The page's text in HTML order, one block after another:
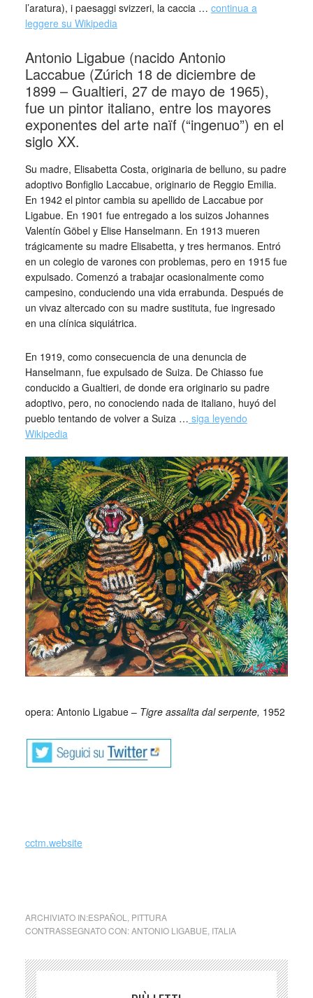
l’aratura), i paesaggi svizzeri, la caccia … continua a
leggere su Wikipedia
Antonio Ligabue (nacido Antonio
Laccabue (Zúrich 18 de diciembre de
1899 – Gualtieri, 27 de mayo de 1965),
fue un pintor italiano, entre los mayores
exponentes del arte naïf (“ingenuo”) en el
siglo XX.
Su madre, Elisabetta Costa, originaria de belluno, su padre
adoptivo Bonfiglio Laccabue, originario de Reggio Emilia.
En 1942 el pintor cambia su apellido de Laccabue por
Ligabue. En 1901 fue entregado a los suizos Johannes
Valentín Göbel y Elise Hanselmann. En 1913 mueren
trágicamente su madre Elisabetta, y tres hermanos. Entró
en un colegio de varones con problemas, pero en 1915 fue
expulsado. Comenzó a trabajar ocasionalmente como
campesino, conduciendo una vida errabunda. Después de
un vivaz altercado con su madre sustituta, fue ingresado
en una clínica siquiátrica.
En 1919, como consecuencia de una denuncia de
Hanselmann, fue expulsado de Suiza. De Chiasso fue
conducido a Gualtieri, de donde era originario su padre
adoptivo, pero, no conociendo nada de italiano, huyó del
pueblo tentando de volver a Suiza … siga leyendo
Wikipedia
opera: Antonio Ligabue – Tigre assalita dal serpente, 1952
cctm.website
ARCHIVIATO IN:ESPAÑOL, PITTURA
CONTRASSEGNATO CON:ANTONIO LIGABUE, ITALIA